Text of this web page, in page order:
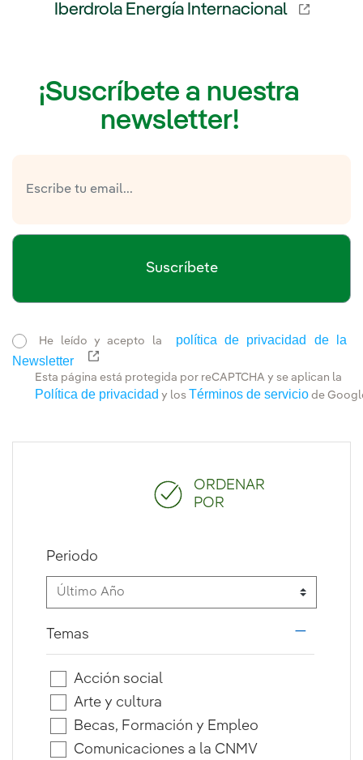
ORDENAR
POR
Periodo
Temas
Acción social
Arte y cultura
Becas, Formación y Empleo
Comunicaciones a la CNMV
Iberdrola Energía Internacional
¡Suscríbete a nuestra
newsletter!
Suscríbete
He leído y acepto la
política de privacidad de la
Newsletter
Enlace externo, se abre en ventana nueva.
Esta página está protegida por reCAPTCHA y se aplican la
Política de privacidad y los Términos de servicio de